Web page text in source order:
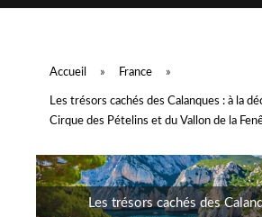
s
Accueil » France »
Les trésors cachés des Calanques : à la
Cirque des Pételins et du Vallon de la
Les trésors cachés des